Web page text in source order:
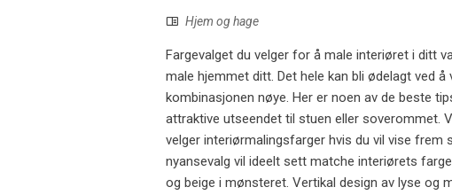
Hjem og hage
Fargevalget du velger for å male interiøret i ditt
male hjemmet ditt. Det hele kan bli ødelagt ved
kombinasjonen nøye. Her er noen av de beste
attraktive utseendet til stuen eller soverommet.
velger interiørmalingsfarger hvis du vil vise
nyansevalg vil ideelt sett matche interiørets
og beige i mønsteret. Vertikal design av lyse og